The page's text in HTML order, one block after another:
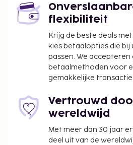
flexibiliteit
Krijg de beste deals
kies betaalopties die
passen. We accepteren
betaalmethoden voor
gemakkelijke transactie.
Vertrouwd
wereldwijd
Met meer dan 30 jaar
deel uit van de